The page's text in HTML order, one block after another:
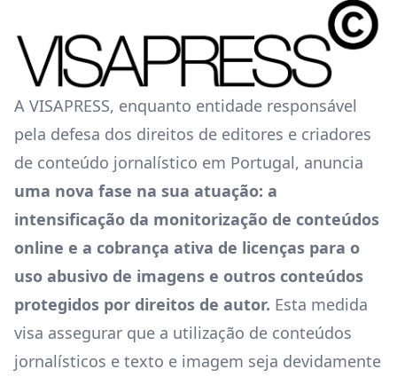
A VISAPRESS, enquanto entidade responsável
pela defesa dos direitos de editores e criadores
de conteúdo jornalístico em Portugal, anuncia
uma nova fase na sua atuação: a
intensificação da monitorização de conteúdos
online e a cobrança ativa de licenças para o
uso abusivo de imagens e outros conteúdos
protegidos por direitos de autor. Esta medida
visa assegurar que a utilização de conteúdos
jornalísticos e texto e imagem seja devidamente